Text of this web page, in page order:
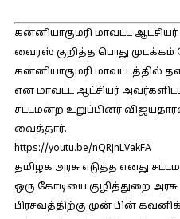
கன்னியாகுமரி மாவட்ட
வைரஸ் குறித்த பொது முடக்கம்
கன்னியாகுமரி மாவட்டத்தில்
என மாவட்ட ஆட்சியர்
சட்டமன்ற உறுப்பினர்
வைத்தார்.
https://youtu.be/nQRJnLVakFA
தமிழக அரசு எடுத்த எனது
₹ஒரு கோடியை குழித்துறை
பிரசவத்திற்கு முன் பின்